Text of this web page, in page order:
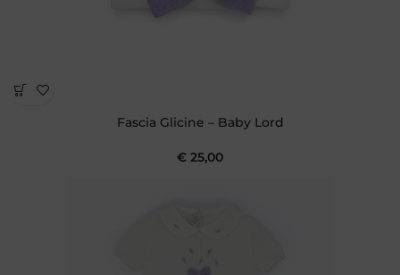
Fascia Glicine – Baby Lord
€ 25,00